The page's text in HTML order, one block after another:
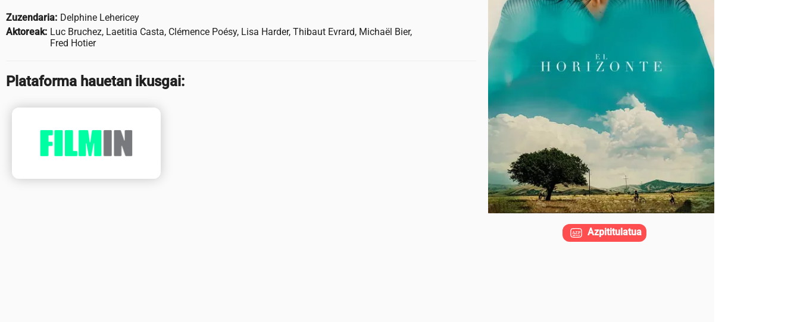
Zuzendaria: Delphine Lehericey
Aktoreak: Luc Bruchez, Laetitia Casta, Clémence Poésy, Lisa Harder, Thibaut Evrard, Michaël Bier,
Fred Hotier
Plataforma hauetan ikusgai:
Azpititulatua